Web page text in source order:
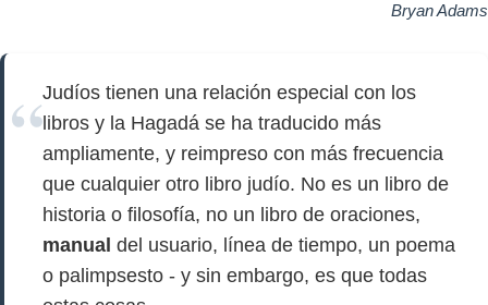
Bryan Adams
Judíos tienen una relación especial con los
libros y la Hagadá se ha traducido más
ampliamente, y reimpreso con más frecuencia
que cualquier otro libro judío. No es un libro de
historia o filosofía, no un libro de oraciones,
manual del usuario, línea de tiempo, un poema
o palimpsesto - y sin embargo, es que todas